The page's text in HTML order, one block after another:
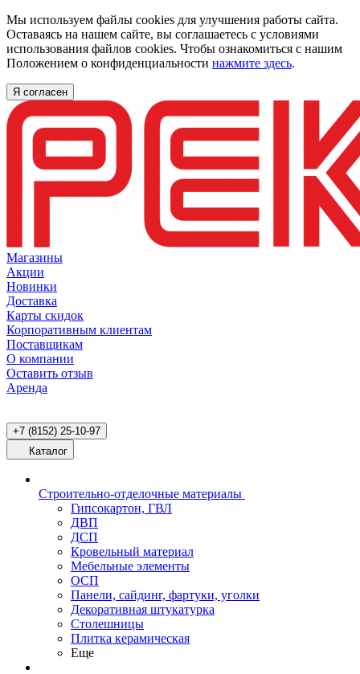
Мы используем файлы cookies для улучшения работы сайта.
Оставаясь на нашем сайте, вы соглашаетесь с условиями
использования файлов cookies. Чтобы ознакомиться с нашим
Положением о конфиденциальности нажмите здесь.
Я согласен
Магазины
Акции
Новинки
Доставка
Карты скидок
Корпоративным клиентам
Поставщикам
О компании
Оставить отзыв
Аренда
+7 (8152) 25-10-97
Каталог
Строительно-отделочные материалы
Гипсокартон, ГВЛ
ДВП
ДСП
Кровельный материал
Мебельные элементы
ОСП
Панели, сайдинг, фартуки, уголки
Декоративная штукатурка
Столешницы
Плитка керамическая
Еще